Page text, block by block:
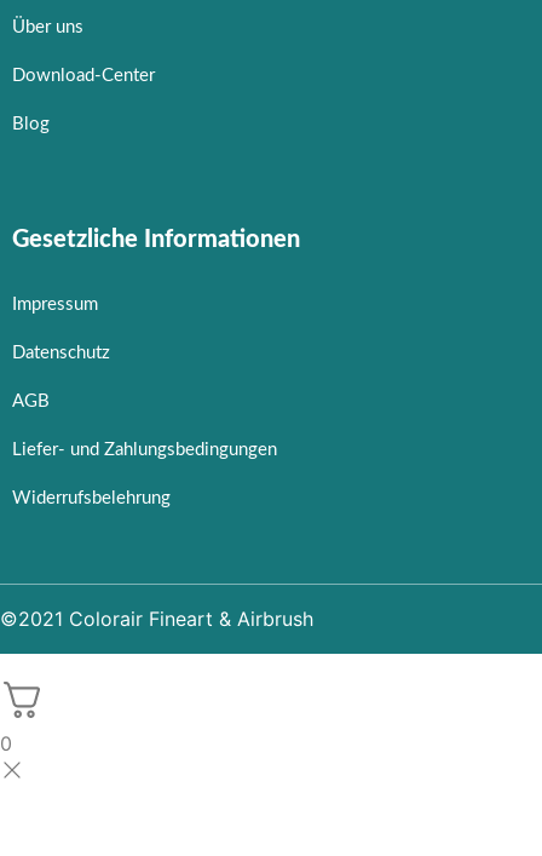
Über uns
Download-Center
Blog
Gesetzliche Informationen
Impressum
Datenschutz
AGB
Liefer- und Zahlungsbedingungen
Widerrufsbelehrung
©2021 Colorair Fineart & Airbrush
0